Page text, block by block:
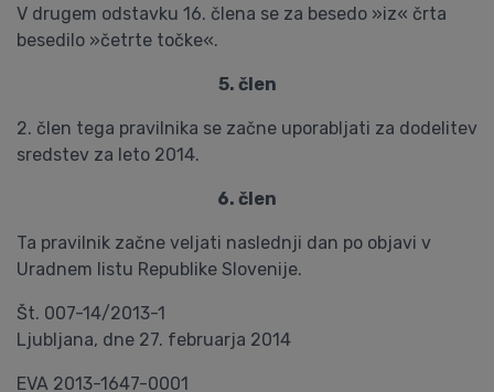
V drugem odstavku 16. člena se za besedo »iz« črta
besedilo »četrte točke«.
5. člen
2. člen tega pravilnika se začne uporabljati za dodelitev
sredstev za leto 2014.
6. člen
Ta pravilnik začne veljati naslednji dan po objavi v
Uradnem listu Republike Slovenije.
Št. 007-14/2013-1
Ljubljana, dne 27. februarja 2014
EVA 2013-1647-0001